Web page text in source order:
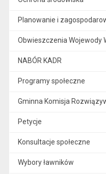
Planowanie i
Obwieszczenia Wojewody
NABÓR KADR
Programy społeczne
Gminna Komisja
Petycje
Konsultacje społeczne
Wybory ławników